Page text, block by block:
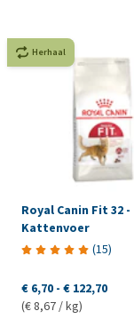
Herhaal
Royal Canin Fit 32 -
Kattenvoer
(15)
€ 6,70 - € 122,70
(€ 8,67 / kg)